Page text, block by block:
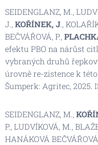
SEIDENGLANZ, M.,
J., KOŘÍNEK, J.,
BEČVÁŘOVÁ, P.,
efektu PBO na nárůst
vybraných druhů
úrovně re-zistence k
Šumperk: Agritec, 2025.
SEIDENGLANZ, M.,
P., LUDVÍKOVÁ, M.,
HANÁKOVÁ